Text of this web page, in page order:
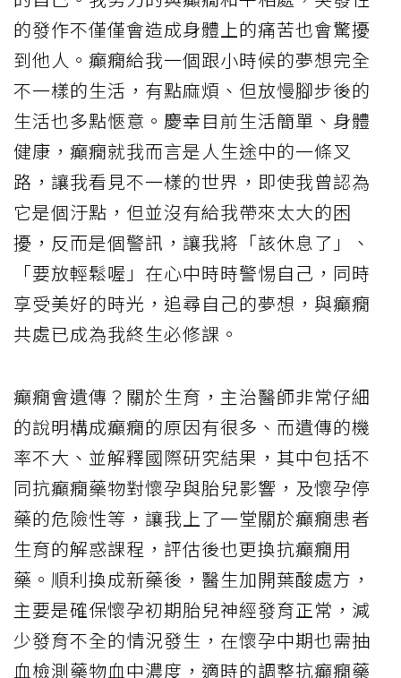
的發作不僅僅會造成身體上的痛苦也會驚擾
到他人。癲癇給我一個跟小時候的夢想完全
不一樣的生活，有點麻煩、但放慢腳步後的
生活也多點愜意。慶幸目前生活簡單、身體
健康，癲癇就我而言是人生途中的一條叉
路，讓我看見不一樣的世界，即使我曾認為
它是個汙點，但並沒有給我帶來太大的困
擾，反而是個警訊，讓我將「該休息了」、
「要放輕鬆喔」在心中時時警惕自己，同時
享受美好的時光，追尋自己的夢想，與癲癇
共處已成為我終生必修課。
癲癇會遺傳？關於生育，主治醫師非常仔細
的說明構成癲癇的原因有很多、而遺傳的機
率不大、並解釋國際研究結果，其中包括不
同抗癲癇藥物對懷孕與胎兒影響，及懷孕停
藥的危險性等，讓我上了一堂關於癲癇患者
生育的解惑課程，評估後也更換抗癲癇用
藥。順利換成新藥後，醫生加開葉酸處方，
主要是確保懷孕初期胎兒神經發育正常，減
少發育不全的情況發生，在懷孕中期也需抽
血檢測藥物血中濃度，適時的調整抗癲癇藥